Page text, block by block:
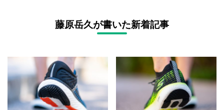
藤原岳久が書いた新着記事